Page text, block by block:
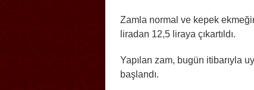
Zamla normal ve kepek
liradan 12,5 liraya çıkartıldı.
Yapılan zam, bugün itibarıyla
başlandı.